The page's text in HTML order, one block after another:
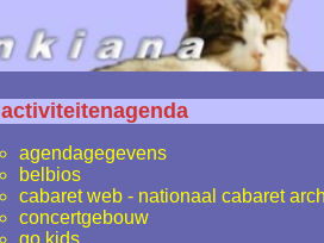
activiteitenagenda
agendagegevens
belbios
cabaret web - nationaal cabaret
concertgebouw
go kids